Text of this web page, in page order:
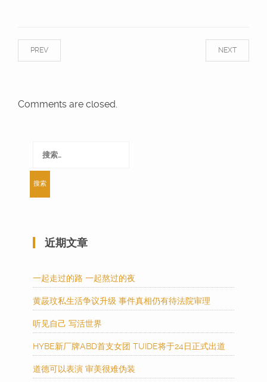
NEXT
PREV
Comments are closed.
索：
近期文章
一起走过的路 一起熬过的夜
黄晸玟私生活争议升级 事件真相仍有待法院审理
听见自己 写活世界
HYBE新厂牌ABD首支女团 TUIDE将于24日正式出道
道德可以表演 审美很难伪装